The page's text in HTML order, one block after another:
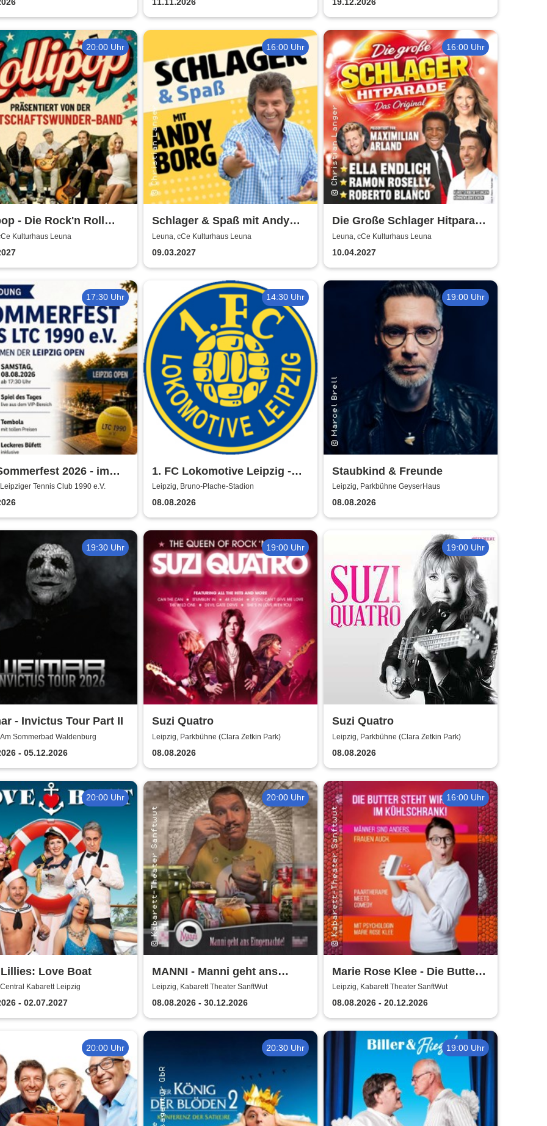
20:00 Uhr
- Die Rock'n Roll
- präsentiert von der
Band
Kulturhaus Leuna
16:00 Uhr
Schlager & Spaß mit Andy
Borg und Gästen
Leuna, cCe Kulturhaus Leuna
09.03.2027
16:00 Uhr
Die Große Schlager Hitparade
- Das Original - 2027
Leuna, cCe Kulturhaus Leuna
10.04.2027
17:30 Uhr
2026 - im
der Leipzig Open
Tennis Club 1990 e.V.
14:30 Uhr
1. FC Lokomotive Leipzig -
Regionalliga Nordost
2026/2027
Leipzig, Bruno-Plache-Stadion
08.08.2026
19:00 Uhr
Staubkind & Freunde
Leipzig, Parkbühne GeyserHaus
08.08.2026
19:30 Uhr
- Invictus Tour Part II
Sommerbad Waldenburg
- 05.12.2026
19:00 Uhr
Suzi Quatro
Leipzig, Parkbühne (Clara Zetkin Park)
08.08.2026
19:00 Uhr
Suzi Quatro
Leipzig, Parkbühne (Clara Zetkin Park)
08.08.2026
20:00 Uhr
Love Boat
Kabarett Leipzig
- 02.07.2027
20:00 Uhr
MANNI - Manni geht ans
Eingemachte
Leipzig, Kabarett Theater SanftWut
08.08.2026 - 30.12.2026
16:00 Uhr
Marie Rose Klee - Die Butter
steht wirklich im
Kühlschrank!
Leipzig, Kabarett Theater SanftWut
08.08.2026 - 20.12.2026
20:00 Uhr 20:30 Uhr 19:00 Uhr